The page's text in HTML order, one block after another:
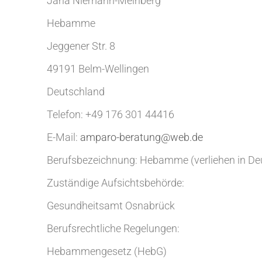
Hebamme
Jeggener Str. 8
49191 Belm-Wellingen
Deutschland
Telefon: +49 176 301 44416
E-Mail: amparo-beratung@web.de
Berufsbezeichnung: Hebamme (verliehen in
Zuständige Aufsichtsbehörde:
Gesundheitsamt Osnabrück
Berufsrechtliche Regelungen:
Hebammengesetz (HebG)